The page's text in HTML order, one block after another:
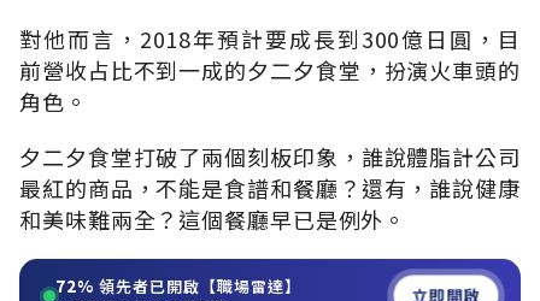
對他而言，2018年預計要成長到300億日圓，目
前營收占比不到一成的夕二夕食堂，扮演火車頭的
角色。
夕二夕食堂打破了兩個刻板印象，誰說體脂計公司
最紅的商品，不能是食譜和餐廳？還有，誰說健康
和美味難兩全？這個餐廳早已是例外。
72% 領先者已開啟【職場雷達】 立即開啟